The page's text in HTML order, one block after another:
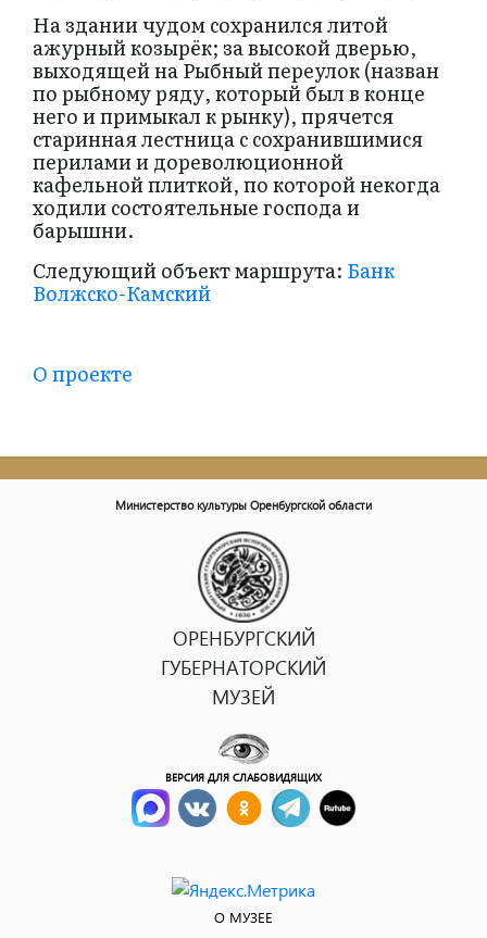
На здании чудом сохранился литой
ажурный козырёк; за высокой дверью,
выходящей на Рыбный переулок (назван
по рыбному ряду, который был в конце
него и примыкал к рынку), прячется
старинная лестница с сохранившимися
перилами и дореволюционной
кафельной плиткой, по которой некогда
ходили состоятельные господа и
барышни.
Следующий объект маршрута: Банк
Волжско-Камский
О проекте
Министерство культуры Оренбургской области
ОРЕНБУРГСКИЙ
ГУБЕРНАТОРСКИЙ
МУЗЕЙ
ВЕРСИЯ ДЛЯ СЛАБОВИДЯЩИХ
О МУЗЕЕ